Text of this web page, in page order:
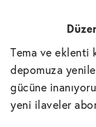
Tema ve eklenti
depomuza
gücüne
yeni ilaveler